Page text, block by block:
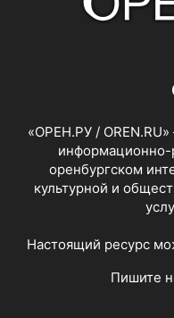
«ОРЕН.РУ /
информационно-
оренбургском
культурной и
Настоящий ресурс
Пишите